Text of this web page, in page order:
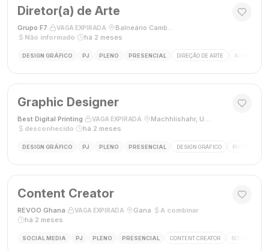
Diretor(a) de Arte
Grupo F7 VAGA EXPIRADA Balneário Camboriú, SC, Brasil
Não informado
há 2 meses
DESIGN GRÁFICO PJ PLENO PRESENCIAL DIREÇÃO DE ARTE ADOBE
Graphic Designer
Best Digital Printing VAGA EXPIRADA Machhlishahr, Uttar Pradesh, Índia
desconhecido
há 2 meses
DESIGN GRÁFICO PJ PLENO PRESENCIAL DESIGN GRÁFICO PHOTOSHOP
Content Creator
REVOO Ghana VAGA EXPIRADA Gana A combinar·
há 2 meses
SOCIAL MEDIA PJ PLENO PRESENCIAL CONTENT CREATOR SOCIAL MEDIA